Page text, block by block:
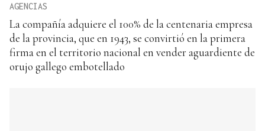
AGENCIAS
La compañía adquiere el 100% de la centenaria empresa
de la provincia, que en 1943, se convirtió en la primera
firma en el territorio nacional en vender aguardiente de
orujo gallego embotellado